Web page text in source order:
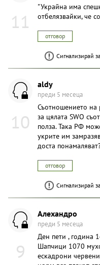
11
"Украйна има
отбелязвайки, че
отговор
Сигнализирай
10
aldy
преди 5 месеца
Съотношението на
за цялата SWO
полза. Така РФ
укрите им
доста
отговор
Сигнализирай
9
Aлexaндpo
преди 5 месеца
Ден пети , година
Шапчици 1070
ескадрони